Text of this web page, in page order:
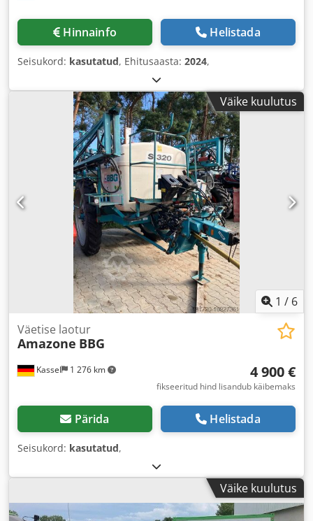
Hinnainfo Helistada
Seisukord: kasutatud, Ehitusaasta: 2024,
Väike kuulutus
1 / 6
Kassel 1 276 km
Väetise laotur
Amazone BBG
4 900 €
fikseeritud hind lisandub käibemaks
Pärida Helistada
Seisukord: kasutatud,
Väike kuulutus